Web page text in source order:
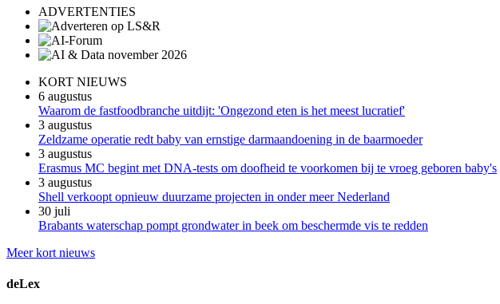
ADVERTENTIES
KORT NIEUWS
6 augustus
Waarom de fastfoodbranche uitdijt: 'Ongezond eten is het meest lucratief'
3 augustus
Zeldzame operatie redt baby van ernstige darmaandoening in de baarmoeder
3 augustus
Erasmus MC begint met DNA-tests om doofheid te voorkomen bij te vroeg geboren baby's
3 augustus
Shell verkoopt opnieuw duurzame projecten in onder meer Nederland
30 juli
Brabants waterschap pompt grondwater in beek om beschermde vis te redden
Meer kort nieuws
deLex